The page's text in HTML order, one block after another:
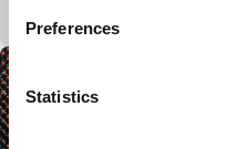
Preferences
Statistics